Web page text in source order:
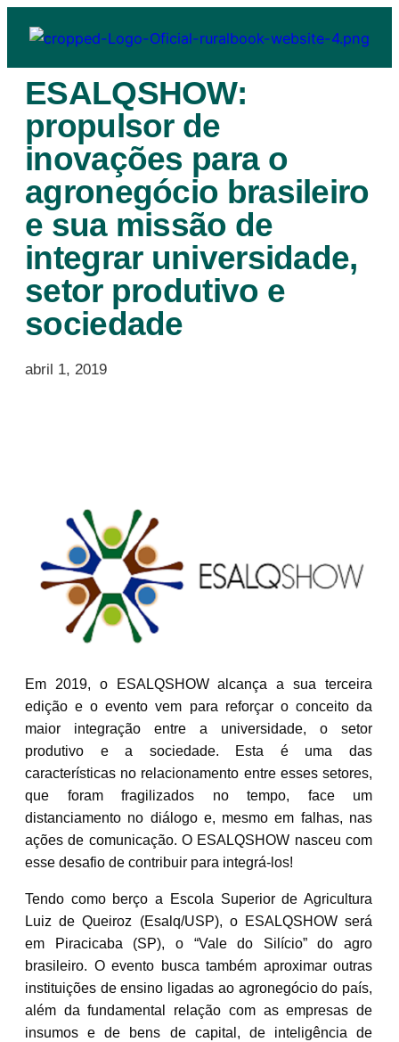
ESALQSHOW:
propulsor de
inovações para o
agronegócio brasileiro
e sua missão de
integrar universidade,
setor produtivo e
sociedade
abril 1, 2019
Em 2019, o ESALQSHOW alcança a sua terceira
edição e o evento vem para reforçar o conceito da
maior integração entre a universidade, o setor
produtivo e a sociedade. Esta é uma das
características no relacionamento entre esses setores,
que foram fragilizados no tempo, face um
distanciamento no diálogo e, mesmo em falhas, nas
ações de comunicação. O ESALQSHOW nasceu com
esse desafio de contribuir para integrá-los!
Tendo como berço a Escola Superior de Agricultura
Luiz de Queiroz (Esalq/USP), o ESALQSHOW será
em Piracicaba (SP), o “Vale do Silício” do agro
brasileiro. O evento busca também aproximar outras
instituições de ensino ligadas ao agronegócio do país,
além da fundamental relação com as empresas de
insumos e de bens de capital, de inteligência de